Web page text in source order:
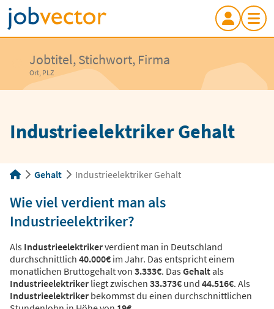
Jobtitel, Stichwort, Firma
Ort, PLZ
Industrieelektriker Gehalt
Gehalt Industrieelektriker Gehalt
Wie viel verdient man als
Industrieelektriker?
Als Industrieelektrikerverdient man in Deutschland
durchschnittlich 40.000€ im Jahr. Das entspricht einem
monatlichen Bruttogehalt von 3.333€. DasGehaltals
Industrieelektriker liegt zwischen 33.373€ und 44.516€. Als
Industrieelektriker bekommst du einen durchschnittlichen